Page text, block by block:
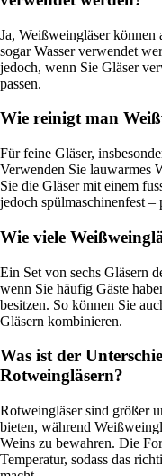
Ja, Weißweingläser
sogar Wasser verwendet
jedoch, wenn Sie Gläser
passen.
Wie reinigt man
Für feine Gläser,
Verwenden Sie lauwarmes
Sie die Gläser mit einem
jedoch spülmaschinenfest –
Wie viele
Ein Set von sechs Gläsern
wenn Sie häufig Gäste
besitzen. So können Sie
Gläsern kombinieren.
Was ist der
Rotweingläsern?
Rotweingläser sind größer
bieten, während
Weins zu bewahren. Die
Temperatur, sodass das